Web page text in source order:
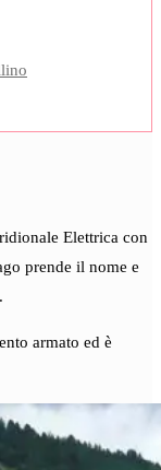
Elettrica con
prende il nome e
armato ed è